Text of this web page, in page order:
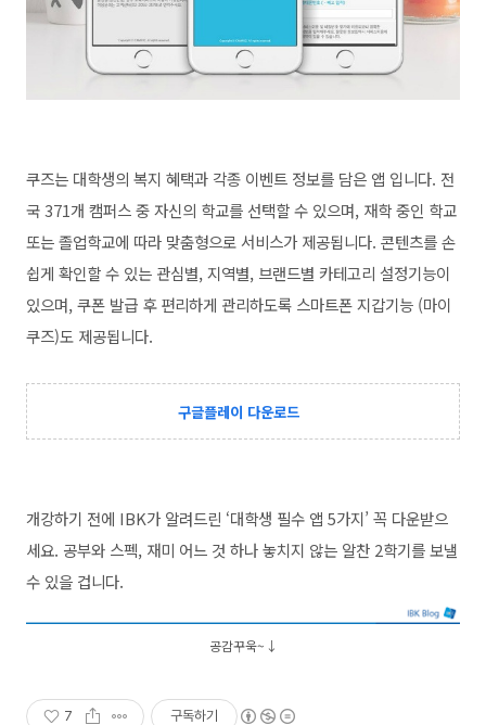
쿠즈는 대학생의 복지 혜택과 각종 이벤트 정보를 담은 앱 입니다. 전
국 371개 캠퍼스 중 자신의 학교를 선택할 수 있으며, 재학 중인 학교
또는 졸업학교에 따라 맞춤형으로 서비스가 제공됩니다. 콘텐츠를 손
쉽게 확인할 수 있는 관심별, 지역별, 브랜드별 카테고리 설정기능이
있으며, 쿠폰 발급 후 편리하게 관리하도록 스마트폰 지갑기능 (마이
쿠즈)도 제공됩니다.
구글플레이 다운로드
개강하기 전에 IBK가 알려드린 ‘대학생 필수 앱 5가지’ 꼭 다운받으
세요. 공부와 스펙, 재미 어느 것 하나 놓치지 않는 알찬 2학기를 보낼
수 있을 겁니다.
공감꾸욱~↓
7 구독하기